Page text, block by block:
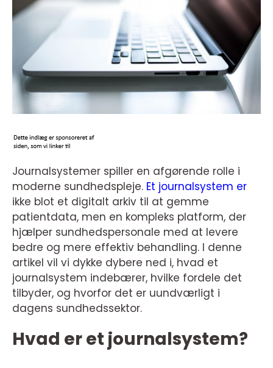
Journalsystemer spiller en afgørende rolle i
moderne sundhedspleje. Et journalsystem er
ikke blot et digitalt arkiv til at gemme
patientdata, men en kompleks platform, der
hjælper sundhedspersonale med at levere
bedre og mere effektiv behandling. I denne
artikel vil vi dykke dybere ned i, hvad et
journalsystem indebærer, hvilke fordele det
tilbyder, og hvorfor det er uundværligt i
dagens sundhedssektor.
Hvad er et journalsystem?